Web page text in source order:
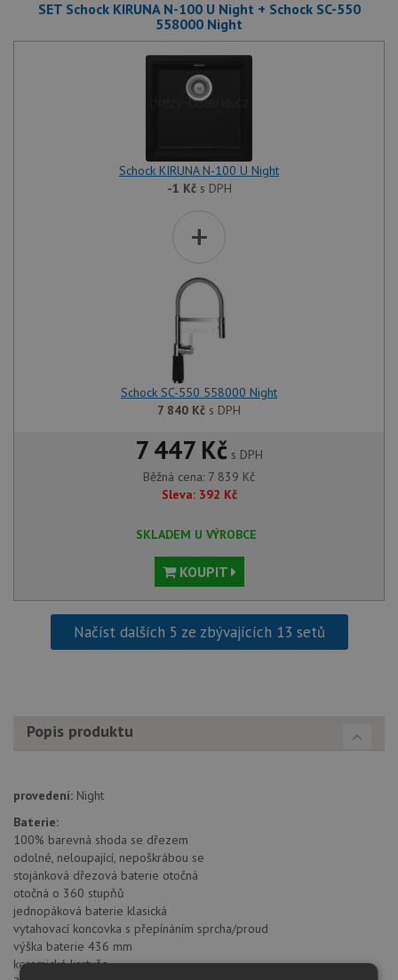
SET Schock KIRUNA N-100 U Night + Schock SC-550
558000 Night
Schock KIRUNA N-100 U Night
-1 Kčs DPH
+
Schock SC-550 558000 Night
7 840 Kč s DPH
7 447 Kč s DPH
Běžná cena: 7 839 Kč
Sleva: 392 Kč
SKLADEM U VÝROBCE
KOUPIT
Načíst dalších 5 ze zbývajících 13 setů
Popis produktu
provedení: Night
Baterie:
100% barevná shoda se dřezem
odolné, neloupající, nepoškrábou se
stojánková dřezová baterie otočná
otočná o 360 stupňů
jednopáková baterie klasická
vytahovací koncovka s přepínáním sprcha/proud
výška baterie 436 mm
keramické kartuše